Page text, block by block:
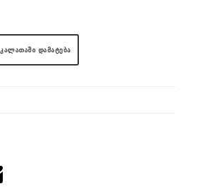
ᲙᲐᲚᲐᲗᲐᲨᲘ ᲓᲐᲛᲐᲢᲔᲑᲐ